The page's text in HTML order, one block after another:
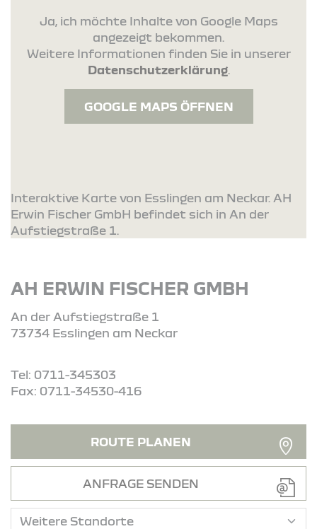
Ja, ich möchte Inhalte von Google Maps
angezeigt bekommen.
Weitere Informationen finden Sie in unserer
Datenschutzerklärung.
GOOGLE MAPS ÖFFNEN
Interaktive Karte von Esslingen am Neckar. AH
Erwin Fischer GmbH befindet sich in An der
Aufstiegstraße 1.
AH ERWIN FISCHER GMBH
An der Aufstiegstraße 1
73734 Esslingen am Neckar
Tel: 0711-345303
Fax: 0711-34530-416
ROUTE PLANEN
ANFRAGE SENDEN